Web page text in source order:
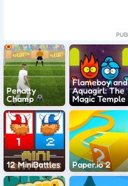
Penalty
Champ
Flameboy and
Aquagirl: The
Magic Temple
12 MiniBattles Paper.io 2